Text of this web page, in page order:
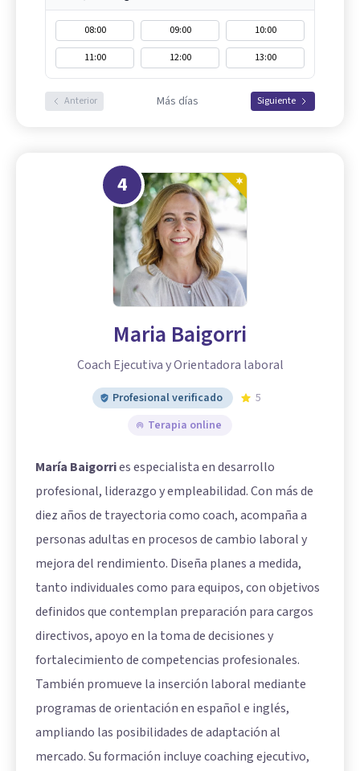
08:00 09:00
10:00
11:00
12:00 13:00
Anterior Más días Siguiente
4
Maria Baigorri
Coach Ejecutiva y Orientadora laboral
Profesional verificado
5
Terapia online
María Baigorries especialista en desarrollo
profesional, liderazgo y empleabilidad. Con más de
diez años de trayectoria como coach, acompaña a
personas adultas en procesos de cambio laboral y
mejora del rendimiento. Diseña planes a medida,
tanto individuales como para equipos, con objetivos
definidos que contemplan preparación para cargos
directivos, apoyo en la toma de decisiones y
fortalecimiento de competencias profesionales.
También promueve la inserción laboral mediante
programas de orientación en español e inglés,
ampliando las posibilidades de adaptación al
mercado. Su formación incluye coaching ejecutivo,